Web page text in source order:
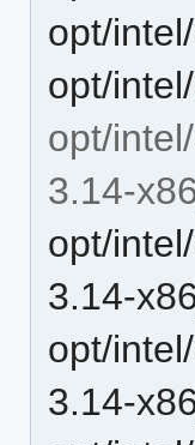
opt/
opt/
opt/
3.14-
opt/
3.14-
opt/
3.14-